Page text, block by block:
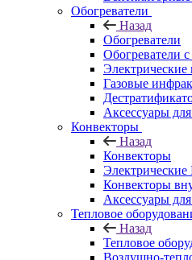
Обогреватели
Назад
Обогреватели
Обогреватели
Электрические
Газовые
Аксессуары
Конвекторы
Назад
Конвекторы
Конвекторы
Аксессуары
Тепловое
Назад
Тепловое
Воздушно-